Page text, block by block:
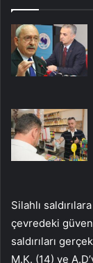
Silahlı
çevredeki
saldırıları
M.K. (14) ve